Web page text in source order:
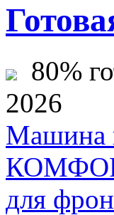
80%
2026
Машина
для